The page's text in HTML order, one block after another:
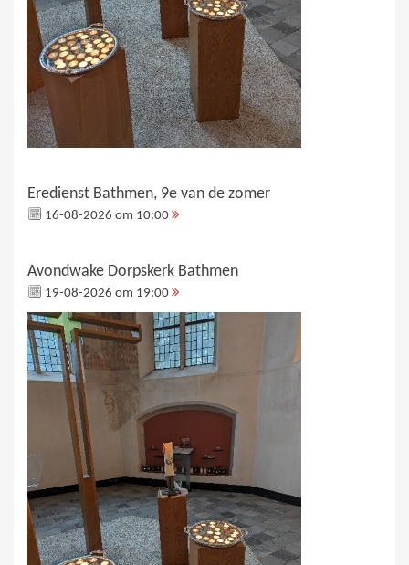
Eredienst Bathmen, 9e van de zomer
16-08-2026 om 10:00
Avondwake Dorpskerk Bathmen
19-08-2026 om 19:00